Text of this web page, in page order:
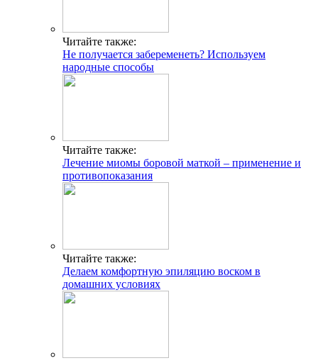
Читайте также:
Не получается забеременеть? Используем
народные способы
Читайте также:
Лечение миомы боровой маткой – применение и
противопоказания
Читайте также:
Делаем комфортную эпиляцию воском в
домашних условиях